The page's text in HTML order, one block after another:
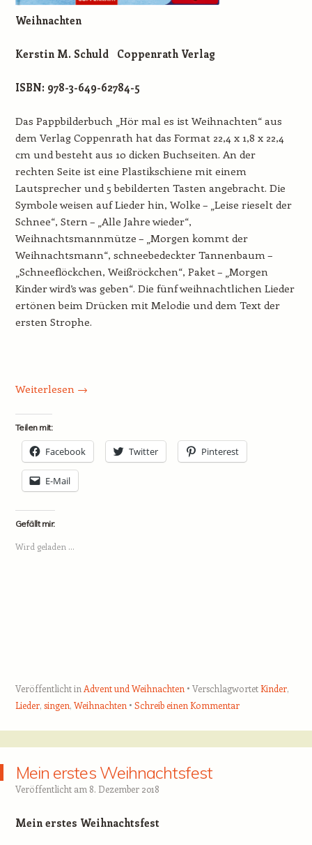
Weihnachten
Kerstin M. Schuld Coppenrath Verlag
ISBN: 978-3-649-62784-5
Das Pappbilderbuch „Hör mal es ist Weihnachten“ aus
dem Verlag Coppenrath hat das Format 22,4 x 1,8 x 22,4
cm und besteht aus 10 dicken Buchseiten. An der
rechten Seite ist eine Plastikschiene mit einem
Lautsprecher und 5 bebilderten Tasten angebracht. Die
Symbole weisen auf Lieder hin, Wolke – „Leise rieselt der
Schnee“, Stern – „Alle Jahre wieder“,
Weihnachtsmannmütze – „Morgen kommt der
Weihnachtsmann“, schneebedeckter Tannenbaum –
„Schneeflöckchen, Weißröckchen“, Paket – „Morgen
Kinder wird’s was geben“. Die fünf weihnachtlichen Lieder
ertönen beim Drücken mit Melodie und dem Text der
ersten Strophe.
Weiterlesen →
Teilen mit:
Facebook Twitter Pinterest
E-Mail
Gefällt mir:
Wird geladen …
Veröffentlicht in Advent und Weihnachten VerschlagwortetKinder,
Lieder, singen, Weihnachten Schreib einen Kommentar
Mein erstes Weihnachtsfest
Veröffentlicht am 8. Dezember 2018
Mein erstes Weihnachtsfest